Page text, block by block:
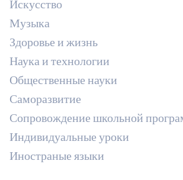
Искусство
Музыка
Здоровье и жизнь
Наука и технологии
Общественные науки
Саморазвитие
Сопровождение школьной
Индивидуальные уроки
Иностраные языки